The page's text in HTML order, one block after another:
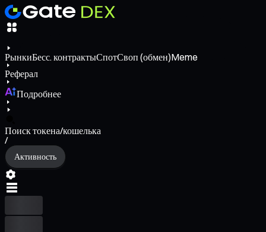
РынкиБесс. контрактыСпотСвоп (обмен)Meme
Реферал
Подробнее
Поиск токена/кошелька
/
Активность